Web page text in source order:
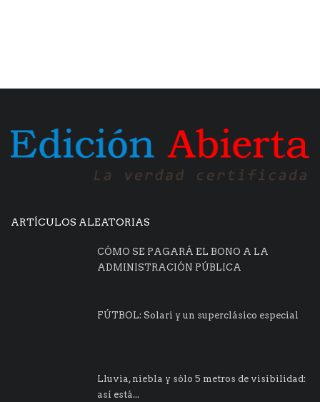
ARTÍCULOS ALEATORIAS
CÓMO SE PAGARÁ EL BONO A LA
ADMINISTRACIÓN PÚBLICA
FÚTBOL: Solari y un superclásico especial
Lluvia, niebla y sólo 5 metros de visibilidad:
así está...